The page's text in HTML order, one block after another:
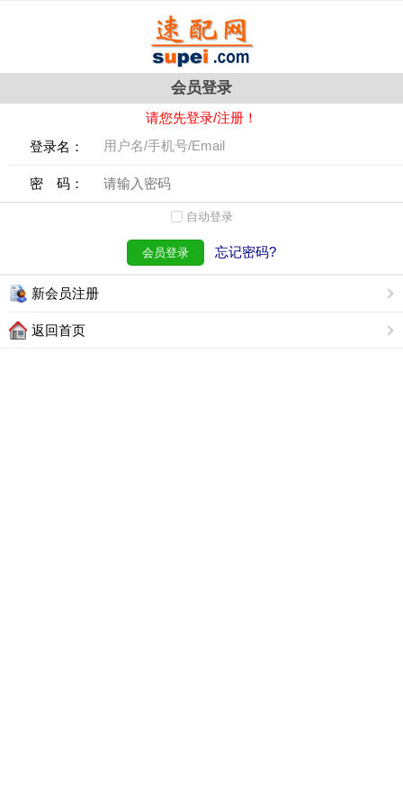
会员登录
请您先登录/注册！
登录名：
密 码：
自动登录
会员登录 忘记密码?
新会员注册
返回首页